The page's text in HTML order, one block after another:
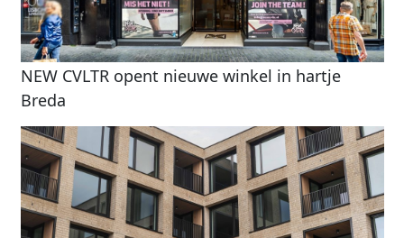
NEW CVLTR opent nieuwe winkel in hartje
Breda